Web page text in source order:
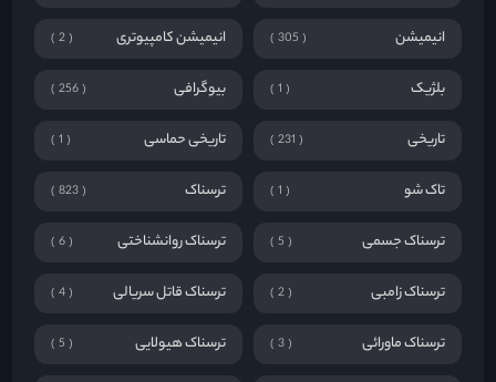
انیمیشن 305 انیمیشن کامپیوتری 2
بلژیک 1 بیوگرافی 256
تاریخی 231 تاریخی حماسی 1
تاک شو 1 ترسناک 823
ترسناک جسمی 5 ترسناک روانشناختی 6
ترسناک زامبی 2 ترسناک قاتل سریالی 4
ترسناک ماورائی 3 ترسناک هیولایی 5